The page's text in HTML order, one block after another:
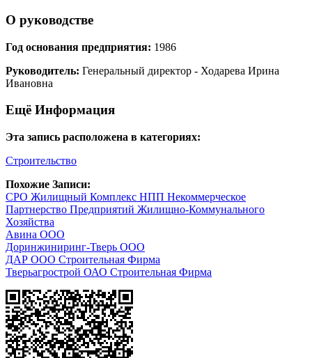
О руководстве
Год основания предприятия: 1986
Руководитель: Генеральный директор - Ходарева Ирина
Ивановна
Ещё Информация
Эта запись расположена в категориях:
Строительство
Похожие Записи:
СРО Жилищный Комплекс НПП Некоммерческое
Партнерство Предприятий Жилищно-Коммунального
Хозяйства
Авина ООО
Доринжиниринг-Тверь ООО
ДАР ООО Строительная Фирма
Тверьагрострой ОАО Строительная Фирма